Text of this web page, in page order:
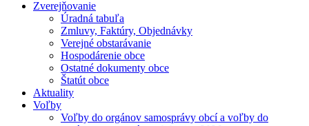
Zverejňovanie
Úradná tabuľa
Zmluvy, Faktúry, Objednávky
Verejné obstarávanie
Hospodárenie obce
Ostatné dokumenty obce
Štatút obce
Aktuality
Voľby
Voľby do orgánov samosprávy obcí a voľby do